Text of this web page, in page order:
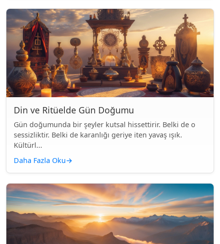
Din ve Ritüelde Gün Doğumu
Gün doğumunda bir şeyler kutsal hissettirir. Belki de o
sessizliktir. Belki de karanlığı geriye iten yavaş ışık.
Kültürl...
Daha Fazla Oku→